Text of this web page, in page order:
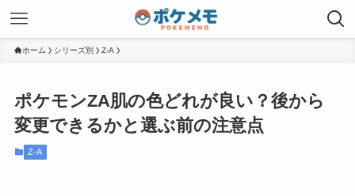
ホーム シリーズ別 Z-A
ポケモンZA肌の色どれが良い？後から
変更できるかと選ぶ前の注意点
Z-A